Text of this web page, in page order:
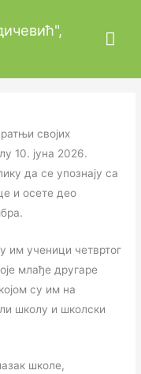
својих
10. јуна 2026.
да се упознају са
и осете део
им ученици четвртог
млађе другаре
су им на
школу и школски
школе,